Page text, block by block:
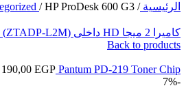
الرئيسية/
/ HP ProDesk 600 G3
كاميرا 2 ميجا HD داخلى (ZTADP-L2M)
Back to products
Pantum PD-219 Toner Chip
190,00 EGP
-7%